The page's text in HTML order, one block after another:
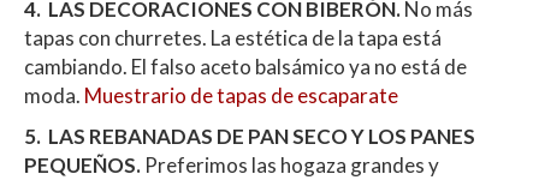
4. LAS DECORACIONES CON BIBERÓN.No más
tapas con churretes. La estética de la tapa está
cambiando. El falso aceto balsámico ya no está de
moda. Muestrario de tapas de escaparate
5. LAS REBANADAS DE PAN SECO Y LOS PANES
PEQUEÑOS. Preferimos las hogaza grandes y